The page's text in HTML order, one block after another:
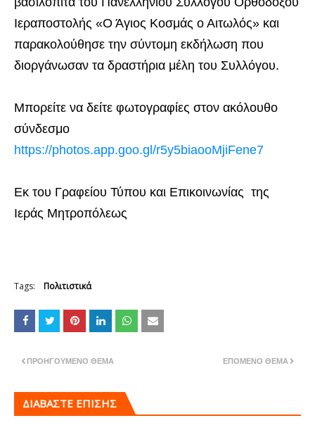
Ιεραποστολής «Ο Άγιος Κοσμάς ο Αιτωλός» και
παρακολούθησε την σύντομη εκδήλωση που
διοργάνωσαν τα δραστήρια μέλη του Συλλόγου.
Μπορείτε να δείτε φωτογραφίες στον ακόλουθο
σύνδεσμο
https://photos.app.goo.gl/r5y5biaooMjiFene7
Εκ του Γραφείου Τύπου και Επικοινωνίας της
Ιεράς Μητροπόλεως
Tags: Πολιτιστικά
ΕΠΌΜΕΝΟ ΘΈΜΑ
ΠΡΟΗΓΟΎΜΕΝΟ ΘΈΜΑ
ΔΙΑΒΑΣΤΕ ΕΠΙΣΗΣ